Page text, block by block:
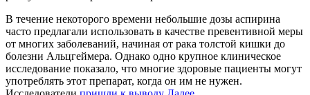
В течение некоторого времени небольшие дозы аспирина
часто предлагали использовать в качестве превентивной меры
от многих заболеваний, начиная от рака толстой кишки до
болезни Альцгеймера. Однако одно крупное клиническое
исследование показало, что многие здоровые пациенты могут
употреблять этот препарат, когда он им не нужен.